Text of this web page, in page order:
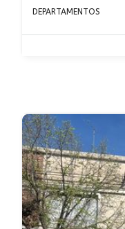
DEPARTAMENTOS